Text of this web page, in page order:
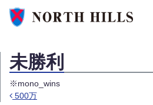
未勝利
※mono_wins
500万